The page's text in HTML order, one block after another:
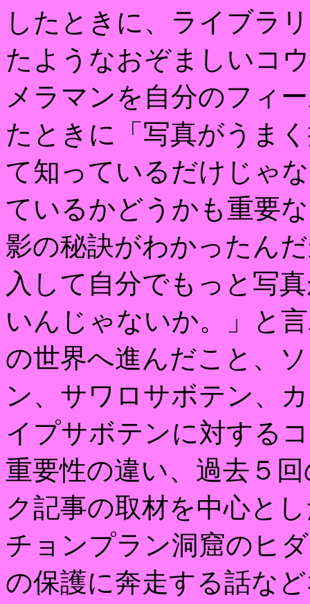
したときに、ライブラ
たようなおぞましいコ
メラマンを自分のフィ
たときに「写真がうま
て知っているだけじゃ
ているかどうかも重要
影の秘訣がわかったん
入して自分でもっと写
いんじゃないか。」と
の世界へ進んだこと、
ン、サワロサボテン、
イプサボテンに対する
重要性の違い、過去５
ク記事の取材を中心と
チョンプラン洞窟のヒ
の保護に奔走する話な